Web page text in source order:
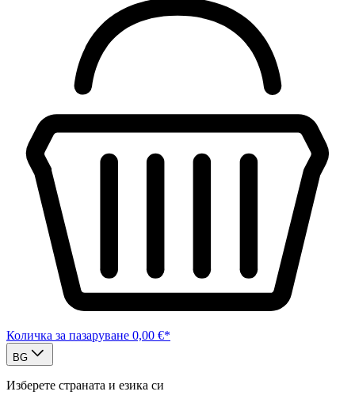
Количка за пазаруване 0,00 €*
BG
Изберете страната и езика си